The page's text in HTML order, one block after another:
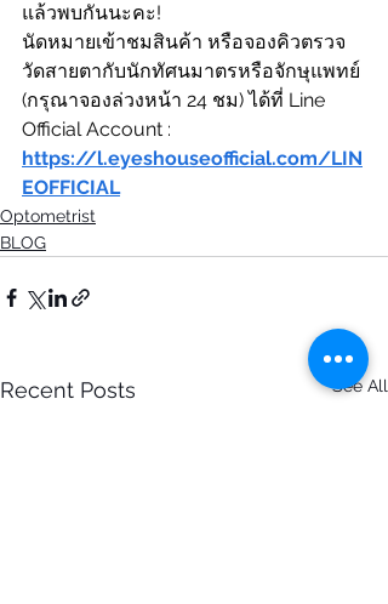
แล้วพบกันนะคะ!
นัดหมายเข้าชมสินค้า หรือจองคิวตรวจ
วัดสายตากับนักทัศนมาตรหรือจักษุแพทย์
(กรุณาจองล่วงหน้า 24 ชม) ได้ที่ Line
Official Account :
https://l.eyeshouseofficial.com/LIN
EOFFICIAL
Optometrist
BLOG
Recent Posts See All